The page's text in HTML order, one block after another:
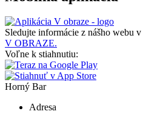
Sledujte informácie z nášho webu v
V OBRAZE.
Voľne k stiahnutiu:
Horný Bar
Adresa